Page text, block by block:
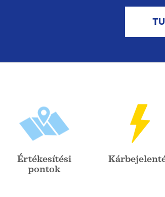
Értékesítési
pontok